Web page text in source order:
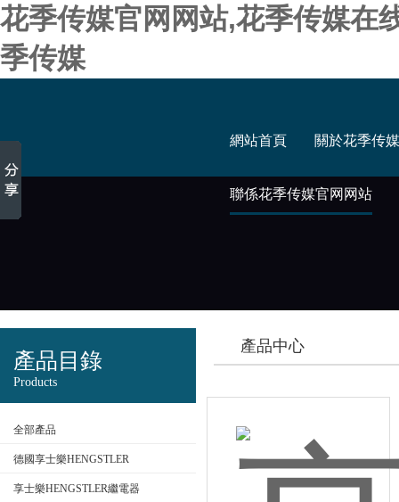
花季传媒官网网站,花季传媒在
季传媒
網站首頁 關於花季传
聯係花季传媒官网网站
產品目錄
Products
全部產品
德國享士樂HENGSTLER
享士樂HENGSTLER繼電器
產品中心